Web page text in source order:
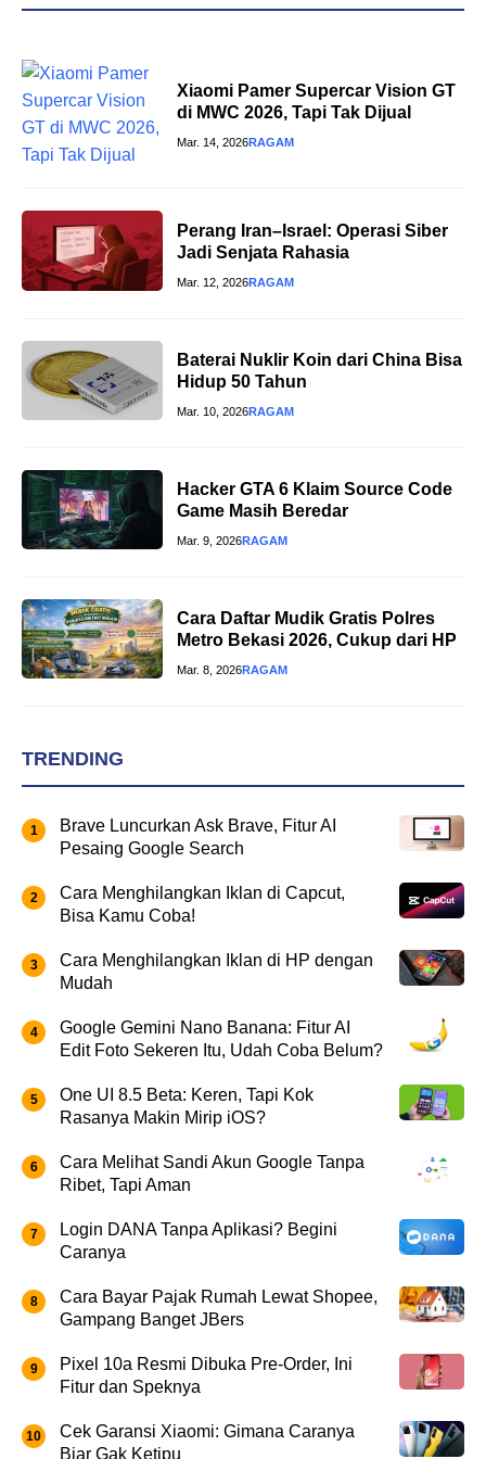
Xiaomi Pamer Supercar Vision GT
di MWC 2026, Tapi Tak Dijual
Mar. 14, 2026RAGAM
Perang Iran–Israel: Operasi Siber
Jadi Senjata Rahasia
Mar. 12, 2026RAGAM
Baterai Nuklir Koin dari China Bisa
Hidup 50 Tahun
Mar. 10, 2026RAGAM
Hacker GTA 6 Klaim Source Code
Game Masih Beredar
Mar. 9, 2026RAGAM
Cara Daftar Mudik Gratis Polres
Metro Bekasi 2026, Cukup dari HP
Mar. 8, 2026RAGAM
TRENDING
Brave Luncurkan Ask Brave, Fitur AI
Pesaing Google Search
Cara Menghilangkan Iklan di Capcut,
Bisa Kamu Coba!
Cara Menghilangkan Iklan di HP dengan
Mudah
Google Gemini Nano Banana: Fitur AI
Edit Foto Sekeren Itu, Udah Coba Belum?
One UI 8.5 Beta: Keren, Tapi Kok
Rasanya Makin Mirip iOS?
Cara Melihat Sandi Akun Google Tanpa
Ribet, Tapi Aman
Login DANA Tanpa Aplikasi? Begini
Caranya
Cara Bayar Pajak Rumah Lewat Shopee,
Gampang Banget JBers
Pixel 10a Resmi Dibuka Pre-Order, Ini
Fitur dan Speknya
Cek Garansi Xiaomi: Gimana Caranya
Biar Gak Ketipu